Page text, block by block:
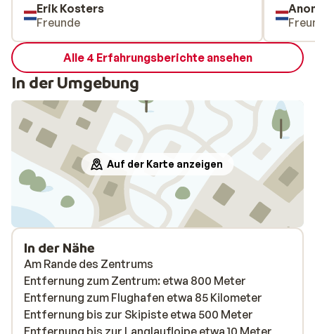
Erik Kosters
Freunde
Alle 4 Erfahrungsberichte ansehen
In der Umgebung
Auf der Karte anzeigen
In der Nähe
Am Rande des Zentrums
Entfernung zum Zentrum: etwa 800 Meter
Entfernung zum Flughafen etwa 85 Kilometer
Entfernung bis zur Skipiste etwa 500 Meter
Entfernung bis zur Langlaufloipe etwa 10 Meter